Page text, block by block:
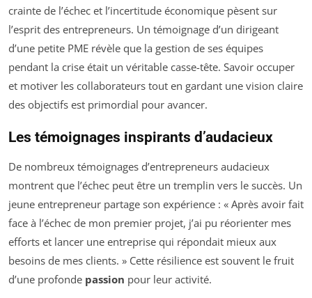
crainte de l’échec et l’incertitude économique pèsent sur
l’esprit des entrepreneurs. Un témoignage d’un dirigeant
d’une petite PME révèle que la gestion de ses équipes
pendant la crise était un véritable casse-tête. Savoir occuper
et motiver les collaborateurs tout en gardant une vision claire
des objectifs est primordial pour avancer.
Les témoignages inspirants d’audacieux
De nombreux témoignages d’entrepreneurs audacieux
montrent que l’échec peut être un tremplin vers le succès. Un
jeune entrepreneur partage son expérience : « Après avoir fait
face à l’échec de mon premier projet, j’ai pu réorienter mes
efforts et lancer une entreprise qui répondait mieux aux
besoins de mes clients. » Cette résilience est souvent le fruit
d’une profonde passion pour leur activité.